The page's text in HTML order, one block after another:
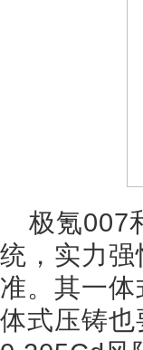
极氪007
统，实力
准。其一
体式压铸